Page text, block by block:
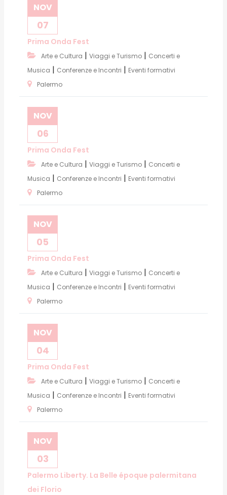
NOV
07
Prima Onda Fest
Arte e Cultura | Viaggi e Turismo | Concerti e
Musica | Conferenze e Incontri | Eventi formativi
Palermo
NOV
06
Prima Onda Fest
Arte e Cultura | Viaggi e Turismo | Concerti e
Musica | Conferenze e Incontri | Eventi formativi
Palermo
NOV
05
Prima Onda Fest
Arte e Cultura | Viaggi e Turismo | Concerti e
Musica | Conferenze e Incontri | Eventi formativi
Palermo
NOV
04
Prima Onda Fest
Arte e Cultura | Viaggi e Turismo | Concerti e
Musica | Conferenze e Incontri | Eventi formativi
Palermo
NOV
03
Palermo Liberty. La Belle époque palermitana
dei Florio